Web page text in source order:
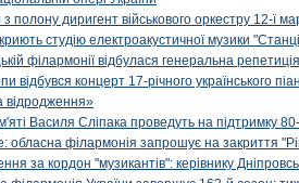
полону диригент військового оркестру 12-ї
студію електроакустичної музики
філармонії відбулася генеральна
відбувся концерт 17-річного українського
відродження»
Василя Сліпака проведуть на підтримку
обласна філармонія запрошує на закриття
за кордон "музикантів": керівнику